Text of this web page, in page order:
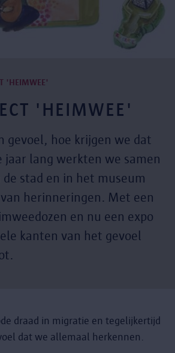
'HEIMWEE'
'HEIMWEE'
gevoel, hoe krijgen we dat
jaar lang werkten we samen
stad en in het museum
herinneringen. Met een
en nu een expo
kanten van het gevoel
draad in migratie en tegelijkertijd
dat we allemaal herkennen.